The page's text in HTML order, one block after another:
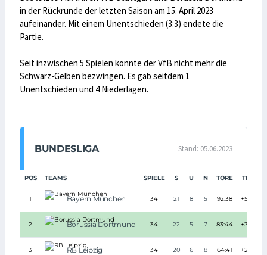
in der Rückrunde der letzten Saison am 15. April 2023
aufeinander. Mit einem Unentschieden (3:3) endete die
Partie.
Seit inzwischen 5 Spielen konnte der VfB nicht mehr die
Schwarz-Gelben bezwingen. Es gab seitdem 1
Unentschieden und 4 Niederlagen.
BUNDESLIGA Stand: 05.06.2023
POS TEAMS SPIELE S U N TORE TD
1 Bayern München 34 21 8 5 92:38 +54
2 Borussia Dortmund 34 22 5 7 83:44 +39
3 RB Leipzig 34 20 6 8 64:41 +23